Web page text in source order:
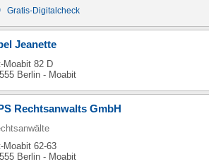
Gratis-Digitalcheck
Jeanette
Moabit 82 D
Berlin - Moabit
Rechtsanwalts GmbH
Moabit 62-63
Berlin - Moabit